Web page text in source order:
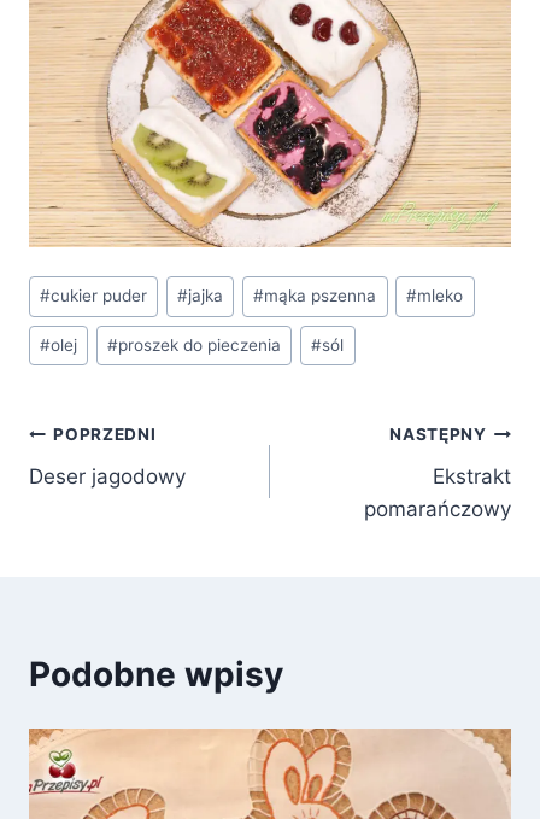
Tagi
wpisu:
#cukier puder #jajka #mąka pszenna #mleko
#olej #proszek do pieczenia #sól
Nawigacja
wpisu
POPRZEDNI
Deser jagodowy
NASTĘPNY
Ekstrakt
pomarańczowy
Podobne wpisy